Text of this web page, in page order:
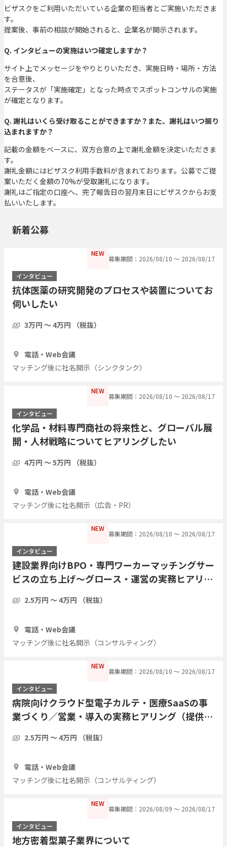
ビザスクをご利用いただいている企業の担当者とご実施いただきま
す。
提案後、事前の相談が開始されると、企業名が開示されます。
Q. インタビューの実施はいつ確定しますか？
サイト上でメッセージをやりとりいただき、実施日時・場所・方法
を合意後、
ステータスが「実施確定」となった時点でスポットコンサルの実施
が確定となります。
Q. 謝礼はいくら受け取ることができますか？また、謝礼はいつ振り
込まれますか？
記載の金額をベースに、双方合意の上で謝礼金額を決定いただきま
す。
謝礼金額にはビザスク利用手数料が含まれております。公募でご提
案いただく金額の70%が受取謝礼になります。
謝礼はご指定の口座へ、完了報告日の翌月末日にビザスクからお支
払いいたします。
新着公募
NEW
募集期間：2026/08/10 〜 2026/08/17
インタビュー
抗体医薬の研究開発のプロセスや装置についてお
伺いしたい
3万円 〜 4万円 （税抜）
電話・Web会議
マッチング後に社名開示（シンクタンク）
NEW
募集期間：2026/08/10 〜 2026/08/17
インタビュー
化学品・材料専門商社の将来性と、グローバル展
開・人材戦略についてヒアリングしたい
4万円 〜 5万円 （税抜）
電話・Web会議
マッチング後に社名開示（広告・PR）
NEW
募集期間：2026/08/10 〜 2026/08/17
インタビュー
建設業界向けBPO・専門ワーカーマッチングサー
ビスの立ち上げ〜グロース・運営の実務ヒアリン
ず）2.5万円 〜 4万円 （税抜）
電話・Web会議
マッチング後に社名開示（コンサルティング）
NEW
募集期間：2026/08/10 〜 2026/08/17
インタビュー
病院向けクラウド型電子カルテ・医療SaaSの事
業づくり／営業・導入の実務ヒアリング（提供・
2.5万円 〜 4万円 （税抜）
電話・Web会議
マッチング後に社名開示（コンサルティング）
NEW
募集期間：2026/08/09 〜 2026/08/17
インタビュー
地方密着型菓子業界について